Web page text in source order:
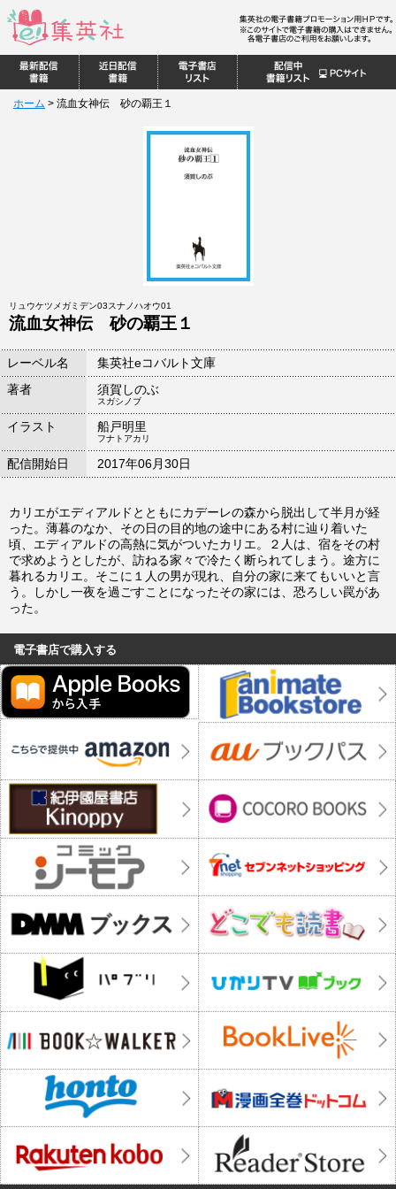
ホーム > 流血女神伝 砂の覇王１
リュウケツメガミデン03スナノハオウ01
流血女神伝 砂の覇王１
レーベル名
集英社eコバルト文庫
著者
須賀しのぶ
スガシノブ
イラスト 船戸明里
フナトアカリ
配信開始日 2017年06月30日
カリエがエディアルドとともにカデーレの森から脱出して半月が経
った。薄暮のなか、その日の目的地の途中にある村に辿り着いた
頃、エディアルドの高熱に気がついたカリエ。２人は、宿をその村
で求めようとしたが、訪ねる家々で冷たく断られてしまう。途方に
暮れるカリエ。そこに１人の男が現れ、自分の家に来てもいいと言
う。しかし一夜を過ごすことになったその家には、恐ろしい罠があ
った。
電子書店で購入する